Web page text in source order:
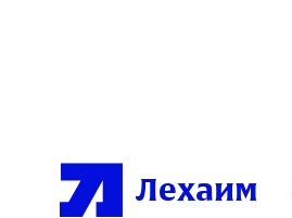
Лехаим